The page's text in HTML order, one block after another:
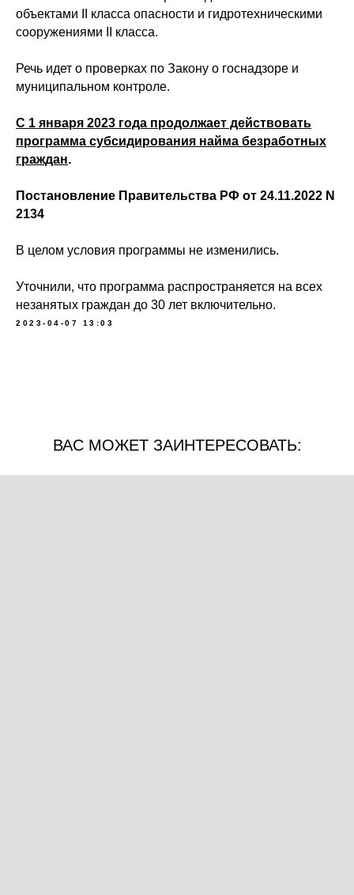
объектами II класса опасности и гидротехническими
сооружениями II класса.
Речь идет о проверках по Закону о госнадзоре и
муниципальном контроле.
С 1 января 2023 года продолжает действовать
программа субсидирования найма безработных
граждан.
Постановление Правительства РФ от 24.11.2022 N
2134
В целом условия программы не изменились.
Уточнили, что программа распространяется на всех
незанятых граждан до 30 лет включительно.
2023-04-07 13:03
ВАС МОЖЕТ ЗАИНТЕРЕСОВАТЬ: